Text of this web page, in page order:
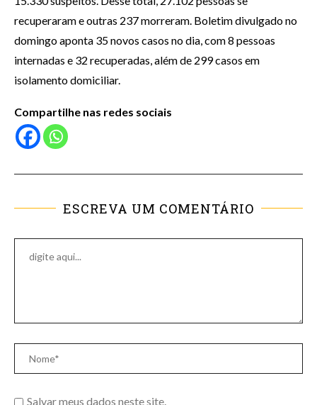
recuperaram e outras 237 morreram. Boletim divulgado no
domingo aponta 35 novos casos no dia, com 8 pessoas
internadas e 32 recuperadas, além de 299 casos em
isolamento domiciliar.
Compartilhe nas redes sociais
ESCREVA UM COMENTÁRIO
Salvar meus dados neste site.